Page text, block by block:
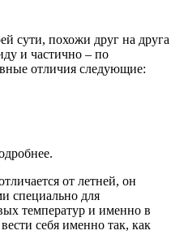
сути, похожи друг на друга
и частично – по
отличия следующие:
от летней, он
специально для
температур и именно в
себя именно так, как